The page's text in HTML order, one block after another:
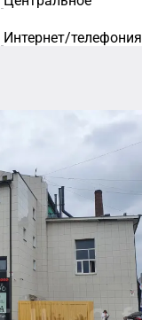
Интернет/телефония